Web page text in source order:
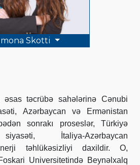
Skotti
əsas təcrübə sahələrinə Cənubi
Azərbaycan və Ermənistan
sonrakı proseslər, Türkiyə
İtaliya-Azərbaycan
təhlükəsizliyi daxildir. O,
Universitetində Beynəlxalq